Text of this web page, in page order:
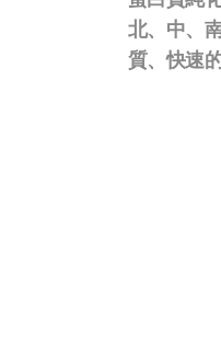
北、中、
質、快速